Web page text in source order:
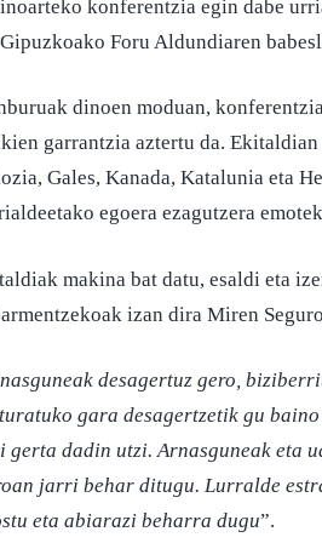
konferentzia egin dabe
Foru Aldundiaren
dinoen moduan,
garrantzia aztertu da.
Gales, Kanada, Katalunia eta
egoera ezagutzera
makina bat datu, esaldi eta
izan dira Miren
desagertuz gero,
gara desagertzetik gu
gerta dadin utzi. Arnasguneak eta
jarri behar ditugu. Lurralde
eta abiarazi beharra dugu”.